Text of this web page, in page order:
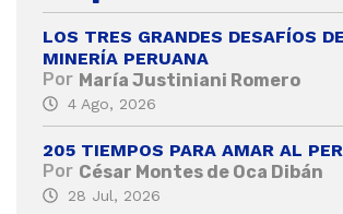
LOS TRES GRANDES DESAFÍOS
MINERÍA PERUANA
Por María Justiniani Romero
4 Ago, 2026
205 TIEMPOS PARA AMAR AL
Por César Montes de Oca Dibán
28 Jul, 2026